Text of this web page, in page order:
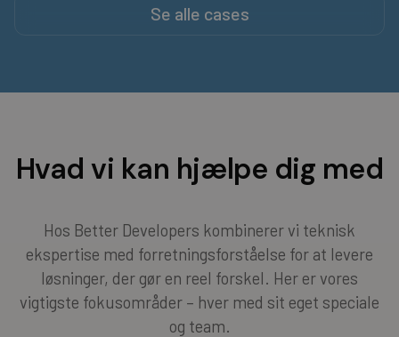
Se alle cases
Hvad vi kan hjælpe dig med
Hos Better Developers kombinerer vi teknisk
ekspertise med forretningsforståelse for at levere
løsninger, der gør en reel forskel. Her er vores
vigtigste fokusområder – hver med sit eget speciale
og team.